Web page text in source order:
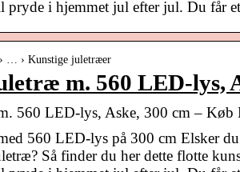
pryde i hjemmet jul efter jul. Du
… › Kunstige juletræer
m. 560 LED-lys,
560 LED-lys, Aske, 300 cm –
560 LED-lys på 300 cm Elsker
Så finder du her dette flotte